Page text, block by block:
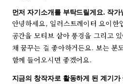
먼저 자기소개를 부탁드릴게요. 작
안녕하세요, 일러스트레이터 요이한
공간을 모티브 삼아 풍경을 그리고
채 꿈꾸는 걸 좋아하거든요. 보는 분
함께 들어오시면 좋겠어요.
지금의 창작자로 활동하게 된 계기가